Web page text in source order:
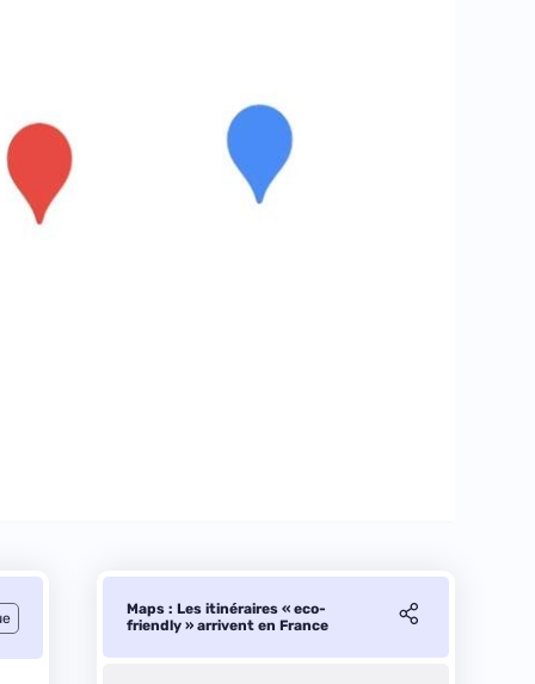
Maps : Les itinéraires « eco-
friendly » arrivent en France